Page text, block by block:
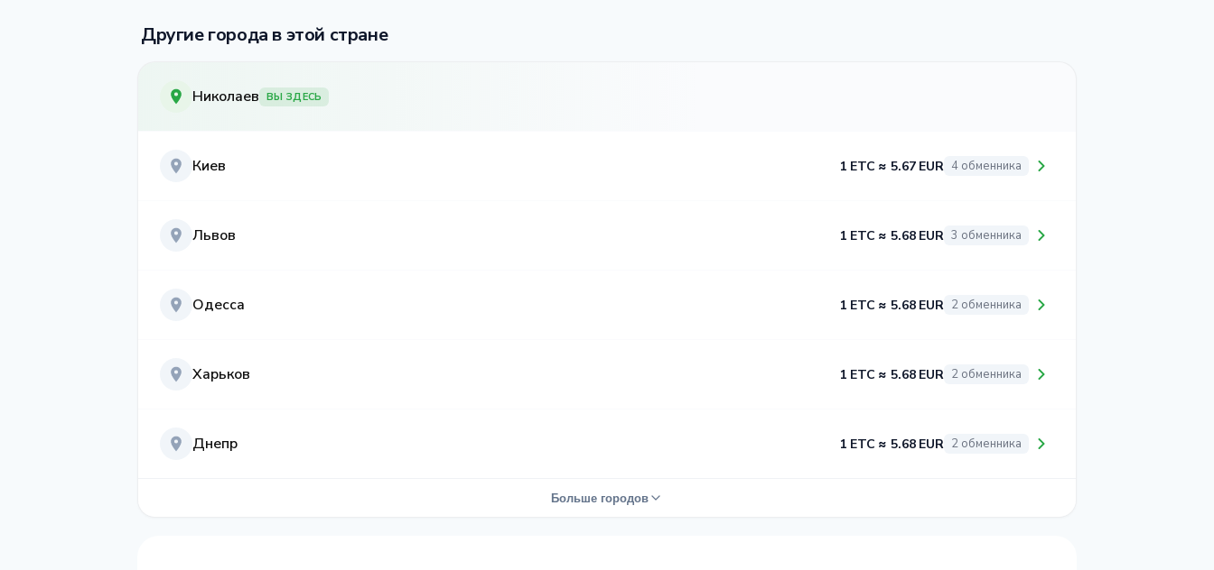
Другие города в этой стране
Николаев ВЫ ЗДЕСЬ
Киев 1 ETC ≈ 5.67 EUR 4 обменника
Львов 1 ETC ≈ 5.68 EUR 3 обменника
Одесса 1 ETC ≈ 5.68 EUR 2 обменника
Харьков 1 ETC ≈ 5.68 EUR 2 обменника
Днепр 1 ETC ≈ 5.68 EUR 2 обменника
Больше городов